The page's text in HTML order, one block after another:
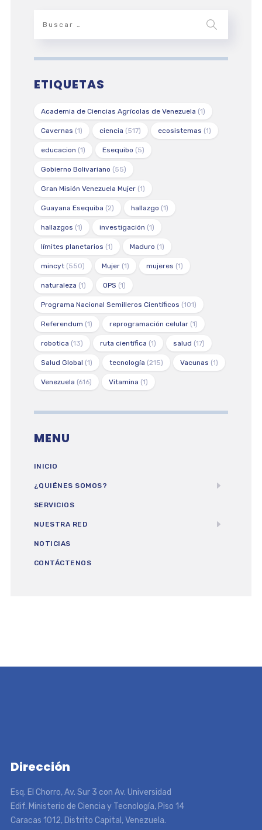
ETIQUETAS
Academia de Ciencias Agrícolas de Venezuela (1)
Cavernas (1) ciencia (517) ecosistemas (1)
educacion (1) Esequibo (5)
Gobierno Bolivariano (55)
Gran Misión Venezuela Mujer(1)
Guayana Esequiba (2) hallazgo (1)
hallazgos (1) investigación (1)
límites planetarios (1) Maduro (1)
mincyt(550) Mujer(1) mujeres (1)
naturaleza (1) OPS (1)
Programa Nacional Semilleros Científicos (101)
Referendum (1) reprogramación celular(1)
robotica (13) ruta científica (1) salud (17)
Salud Global (1) tecnología (215) Vacunas (1)
Venezuela (616) Vitamina (1)
MENU
INICIO
¿QUIÉNES SOMOS?
SERVICIOS
NUESTRA RED
NOTICIAS
CONTÁCTENOS
Dirección
Esq. El Chorro, Av. Sur 3 con Av. Universidad
Edif. Ministerio de Ciencia y Tecnología, Piso 14
Caracas 1012, Distrito Capital, Venezuela.